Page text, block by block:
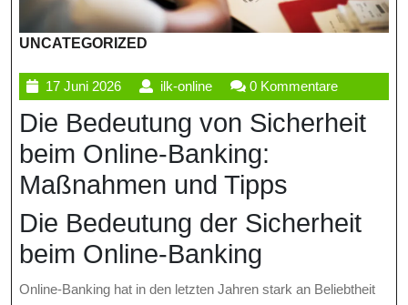
UNCATEGORIZED
17 Juni 202617
Juni
2026
ilk-onlineilk-
online
0 Kommentare
Die Bedeutung von Sicherheit
beim Online-Banking:
Maßnahmen und Tipps
Die Bedeutung der Sicherheit
beim Online-Banking
Online-Banking hat in den letzten Jahren stark an Beliebtheit